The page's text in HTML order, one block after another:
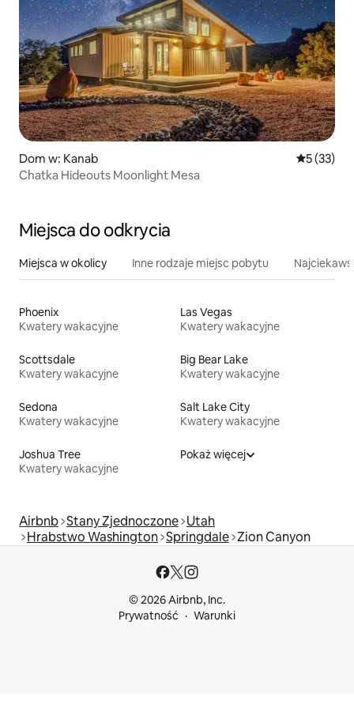
Dom w: Kanab Średnia
5 (33)
Chatka Hideouts Moonlight Mesa
Miejsca do odkrycia
Miejsca w okolicy Inne rodzaje miejsc pobytu
Phoenix
Kwatery wakacyjne
Las Vegas
Kwatery wakacyjne
Scottsdale
Kwatery wakacyjne
Big Bear Lake
Kwatery wakacyjne
Sedona
Kwatery wakacyjne
Salt Lake City
Kwatery wakacyjne
Joshua Tree
Kwatery wakacyjne
Pokaż więcej
Airbnb Stany Zjednoczone Utah
Hrabstwo Washington Springdale Zion Canyon
© 2026 Airbnb, Inc.
Prywatność
Warunki